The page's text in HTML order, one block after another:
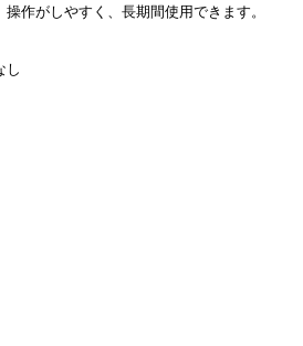
作がしやすく、長期間使用できます。
し